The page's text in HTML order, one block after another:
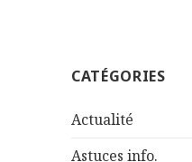
CATÉGORIES
Actualité
Astuces info.